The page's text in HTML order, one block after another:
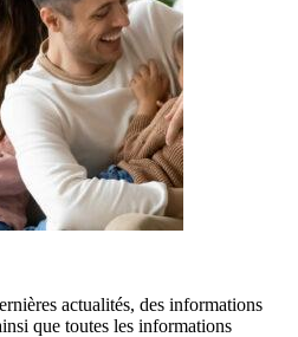
actualités, des informations
que toutes les informations